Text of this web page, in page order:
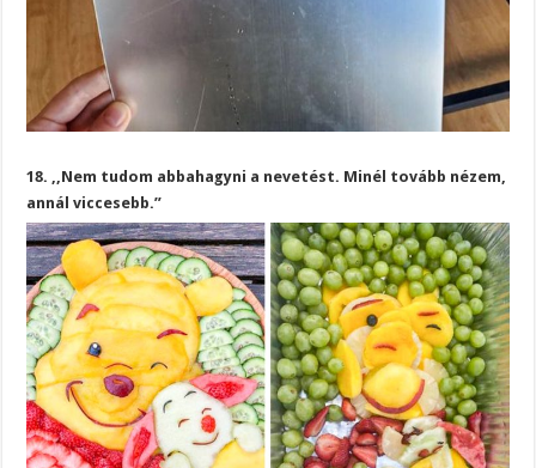
18. ,,Nem tudom abbahagyni a nevetést. Minél tovább nézem,
annál viccesebb.”